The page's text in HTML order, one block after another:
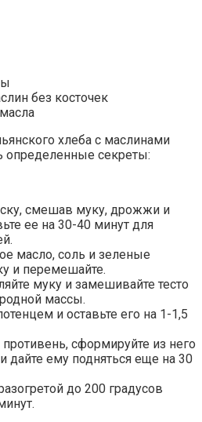
без косточек
хлеба с маслинами
секреты:
смешав муку, дрожжи и
ее на 30-40 минут для
масло, соль и зеленые
и перемешайте.
муку и замешивайте тесто
массы.
и оставьте его на 1-1,5
сформируйте из него
дайте ему подняться еще на 30
до 200 градусов